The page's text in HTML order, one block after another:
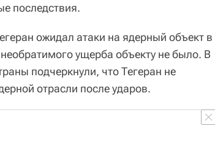
последствия.
ожидал атаки на ядерный объект в
ущерба объекту не было. В
подчеркнули, что Тегеран не
отрасли после ударов.